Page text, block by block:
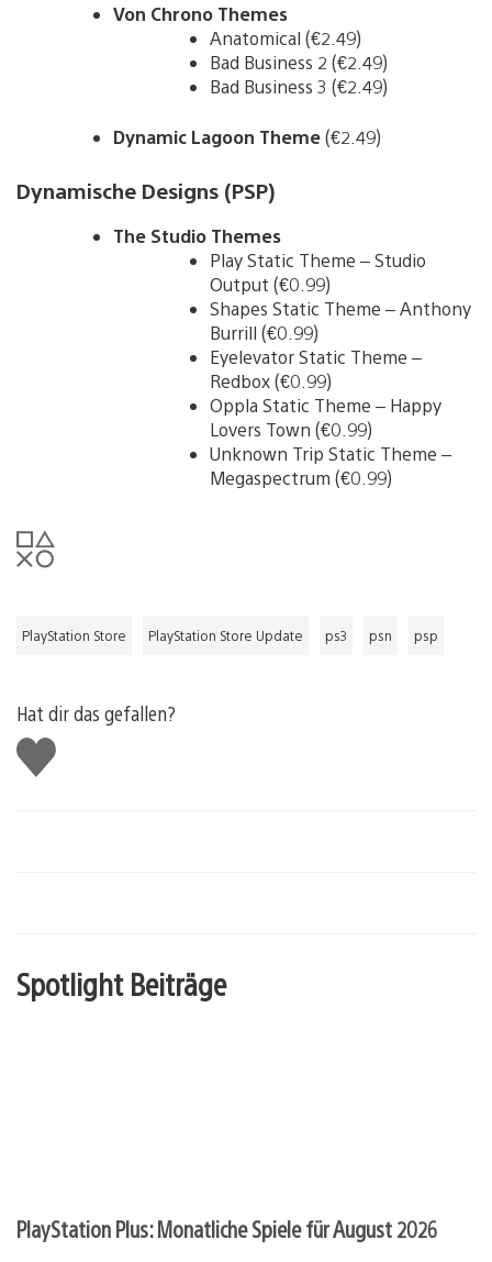
Von Chrono Themes
Anatomical (€2.49)
Bad Business 2 (€2.49)
Bad Business 3 (€2.49)
Dynamic Lagoon Theme(€2.49)
Dynamische Designs (PSP)
The Studio Themes
Play Static Theme – Studio
Output (€0.99)
Shapes Static Theme – Anthony
Burrill (€0.99)
Eyelevator Static Theme –
Redbox (€0.99)
Oppla Static Theme – Happy
Lovers Town (€0.99)
Unknown Trip Static Theme –
Megaspectrum (€0.99)
PlayStation Store PlayStation Store Update ps3 psn psp
Hat dir das gefallen?
Gefällt
mir
Spotlight Beiträge
PlayStation Plus: Monatliche Spiele für August 2026